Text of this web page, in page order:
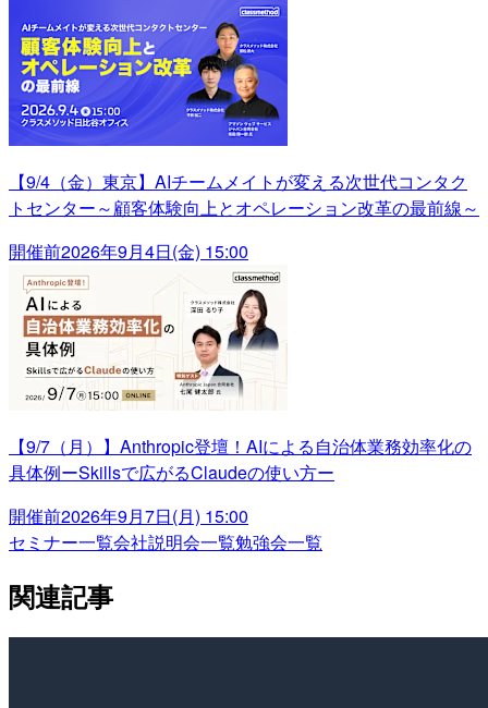
【9/4（金）東京】AIチームメイトが変える次世代コンタク
トセンター～顧客体験向上とオペレーション改革の最前線～
開催前2026年9月4日(金) 15:00
【9/7（月）】Anthropic登壇！AIによる自治体業務効率化の
具体例ーSkillsで広がるClaudeの使い方ー
開催前2026年9月7日(月) 15:00
セミナー一覧会社説明会一覧勉強会一覧
関連記事